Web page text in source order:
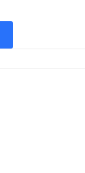
Este
tiene